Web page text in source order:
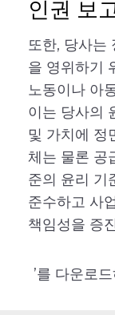
인권 보
또한, 당사는
을 영위하기
노동이나 아
이는 당사의
및 가치에 정
체는 물론 공
준의 윤리 기
준수하고 사
책임성을 증
’를 다운로